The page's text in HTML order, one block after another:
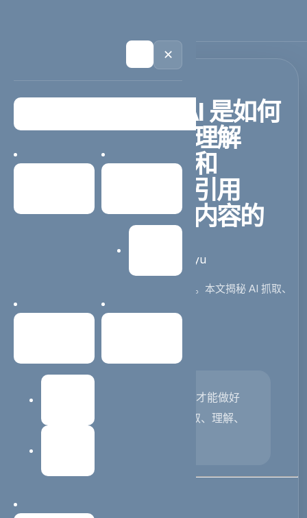
✕
GEO 核心原理：AI 是如何
&amp;amp;quot;理解
&amp;amp;quot;和
&amp;amp;quot;引用
&amp;amp;quot;内容的
iseeyu
理解 AI 的工作原理，才能做好 GEO 优化。本文揭秘 AI 抓取、
理解、引用内容的完整流程。...
：理解 AI 的工作原理，才能做好
GEO 优化。本文揭秘 AI 抓取、理解、
一、AI 搜索的完整流程